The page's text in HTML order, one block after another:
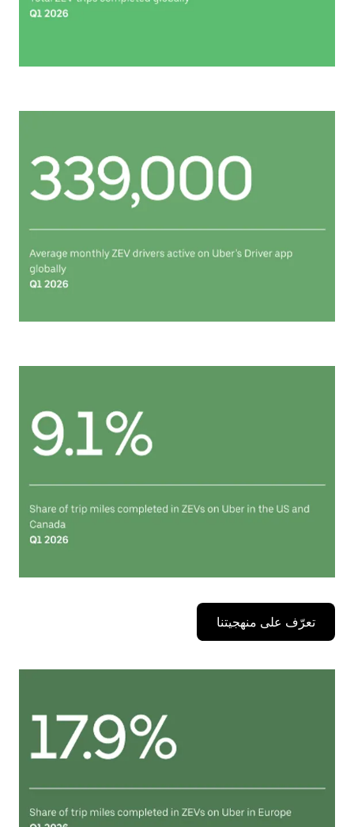
تعرّف على منهجيتنا